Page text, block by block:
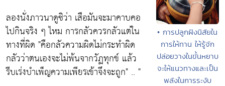
ลองนั่งภาวนาดูซิว่า เสือมันจะมาคาบคอ
ไปกินจริง ๆ ไหม การกลัวควรกลัวแต่ใน
ทางที่ผิด "คือกลัวความผิดไม่กระทำผิด
กลัวว่าตนเองจะไม่พ้นจากวัฏทุกข์ แล้ว
รีบเร่งบำเพ็ญความเพียรเข้าจึงจะถูก" .. "
• การปลูกฝังนิสัยใน
การให้ทาน ให้รู้จัก
ปล่อยวางในขั้นหยาบ
จะให้แนวทางและเป็น
พลังในการระงับ